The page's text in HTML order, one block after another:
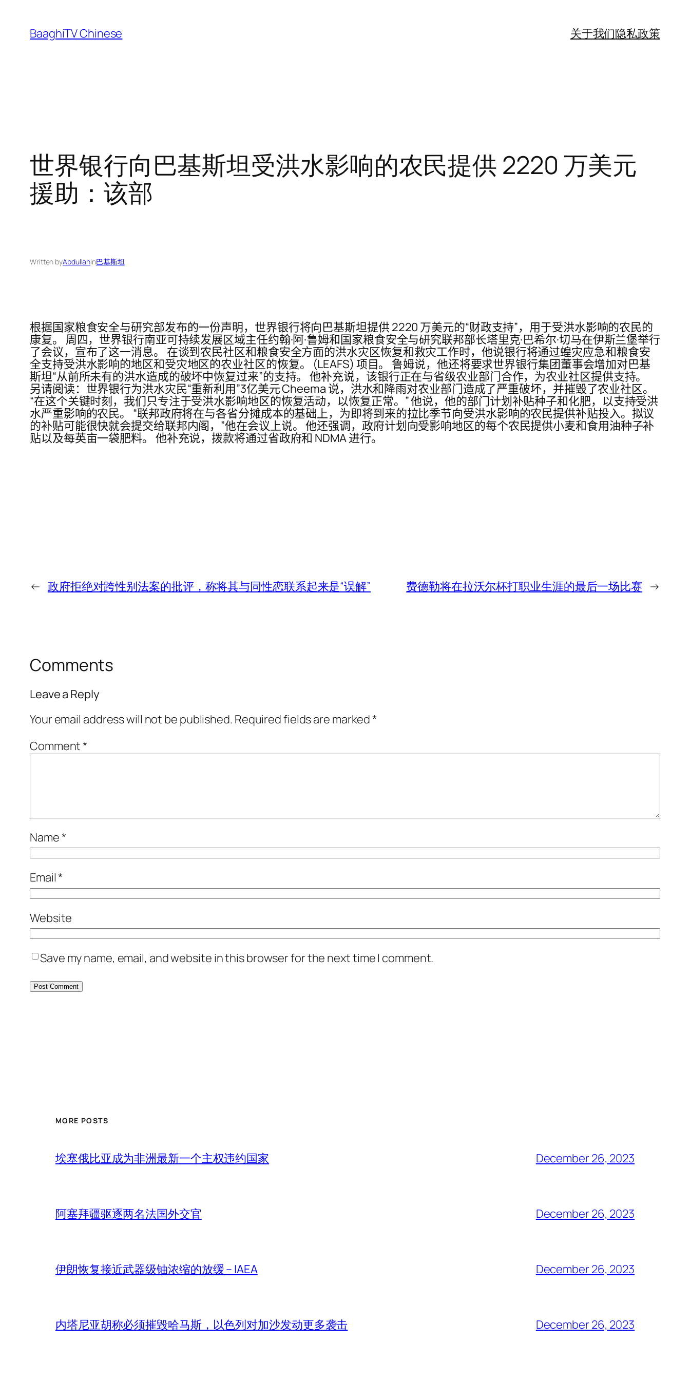
content
BaaghiTV Chinese 关于我们隐私政策
世界银行向巴基斯坦受洪水影响的农民提供 2220 万美元
援助：该部
Written byAbdullahin巴基斯坦
根据国家粮食安全与研究部发布的一份声明，世界银行将向巴基斯坦提供 2220 万美元的“财政支持”，用于受洪水影响的农民的
康复。 周四，世界银行南亚可持续发展区域主任约翰·阿·鲁姆和国家粮食安全与研究联邦部长塔里克·巴希尔·切马在伊斯兰堡举行
了会议，宣布了这一消息。 在谈到农民社区和粮食安全方面的洪水灾区恢复和救灾工作时，他说银行将通过蝗灾应急和粮食安
全支持受洪水影响的地区和受灾地区的农业社区的恢复。 (LEAFS) 项目。 鲁姆说，他还将要求世界银行集团董事会增加对巴基
斯坦“从前所未有的洪水造成的破坏中恢复过来”的支持。 他补充说，该银行正在与省级农业部门合作，为农业社区提供支持。
另请阅读：世界银行为洪水灾民“重新利用”3亿美元 Cheema 说，洪水和降雨对农业部门造成了严重破坏，并摧毁了农业社区。
“在这个关键时刻，我们只专注于受洪水影响地区的恢复活动，以恢复正常。” 他说，他的部门计划补贴种子和化肥，以支持受洪
水严重影响的农民。 “联邦政府将在与各省分摊成本的基础上，为即将到来的拉比季节向受洪水影响的农民提供补贴投入。拟议
的补贴可能很快就会提交给联邦内阁，”他在会议上说。 他还强调，政府计划向受影响地区的每个农民提供小麦和食用油种子补
贴以及每英亩一袋肥料。 他补充说，拨款将通过省政府和 NDMA 进行。
← 政府拒绝对跨性别法案的批评，称将其与同性恋联系起来是“误解” 费德勒将在拉沃尔杯打职业生涯的最后一场比赛 →
Comments
Leave a Reply
Your email address will not be published. Required fields are marked*
Comment*
Name*
Email*
Website
Save my name, email, and website in this browser for the next time I comment.
MORE POSTS
埃塞俄比亚成为非洲最新一个主权违约国家 December 26, 2023
阿塞拜疆驱逐两名法国外交官 December 26, 2023
伊朗恢复接近武器级铀浓缩的放缓 – IAEA December 26, 2023
内塔尼亚胡称必须摧毁哈马斯，以色列对加沙发动更多袭击 December 26, 2023